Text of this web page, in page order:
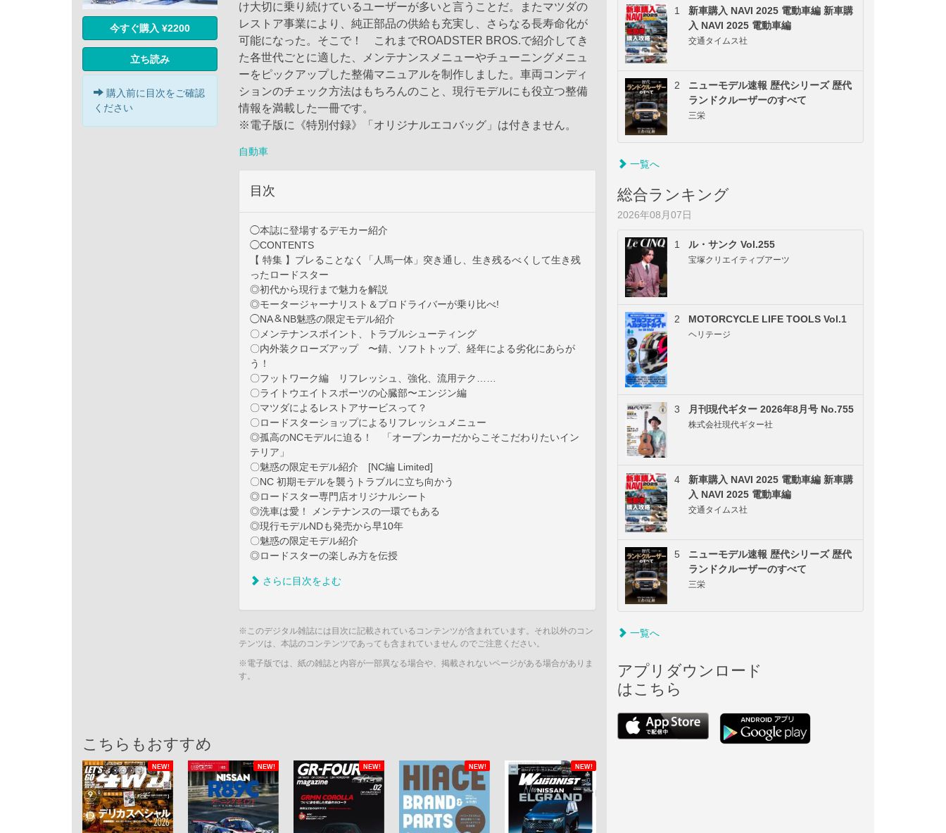
今すぐ購入 ¥2200
立ち読み
購入前に目次をご確認
ください
け大切に乗り続けているユーザーが多いと言うことだ。またマツダの
レストア事業により、純正部品の供給も充実し、さらなる長寿命化が
可能になった。そこで！ これまでROADSTER BROS.で紹介してき
た各世代ごとに適した、メンテナンスメニューやチューニングメニュ
ーをピックアップした整備マニュアルを制作しました。車両コンディ
ションのチェック方法はもちろんのこと、現行モデルにも役立つ整備
情報を満載した一冊です。
※電子版に《特別付録》「オリジナルエコバッグ」は付きません。
自動車
目次
◯本誌に登場するデモカー紹介
◯CONTENTS
【 特集 】ブレることなく「人馬一体」突き通し、生き残るべくして生き残
ったロードスター
◎初代から現行まで魅力を解説
◎モータージャーナリスト＆プロドライバーが乗り比べ!
◯NA＆NB魅惑の限定モデル紹介
〇メンテナンスポイント、トラブルシューティング
〇内外装クローズアップ 〜錆、ソフトトップ、経年による劣化にあらが
う！
〇フットワーク編 リフレッシュ、強化、流用テク……
〇ライトウエイトスポーツの心臓部〜エンジン編
〇マツダによるレストアサービスって？
〇ロードスターショップによるリフレッシュメニュー
◎孤高のNCモデルに迫る！ 「オープンカーだからこそこだわりたいイン
テリア」
〇魅惑の限定モデル紹介 [NC編 Limited]
〇NC 初期モデルを襲うトラブルに立ち向かう
◎ロードスター専門店オリジナルシート
◎洗車は愛！ メンテナンスの一環でもある
◎現行モデルNDも発売から早10年
〇魅惑の限定モデル紹介
◎ロードスターの楽しみ方を伝授
さらに目次をよむ
※このデジタル雑誌には目次に記載されているコンテンツが含まれています。それ以外のコン
テンツは、本誌のコンテンツであっても含まれていません のでご注意ください。
※電子版では、紙の雑誌と内容が一部異なる場合や、掲載されないページがある場合がありま
す。
こちらもおすすめ
NEW! NEW! NEW! NEW! NEW!
1
新車購入 NAVI 2025 電動車編 新車購
入 NAVI 2025 電動車編
交通タイムス社
2
ニューモデル速報 歴代シリーズ 歴代
ランドクルーザーのすべて
三栄
一覧へ
総合ランキング
2026年08月07日
1 ル・サンク Vol.255
宝塚クリエイティブアーツ
2 MOTORCYCLE LIFE TOOLS Vol.1
ヘリテージ
3 月刊現代ギター 2026年8月号 No.755
株式会社現代ギター社
4
新車購入 NAVI 2025 電動車編 新車購
入 NAVI 2025 電動車編
交通タイムス社
5
ニューモデル速報 歴代シリーズ 歴代
ランドクルーザーのすべて
三栄
一覧へ
アプリダウンロード
はこちら